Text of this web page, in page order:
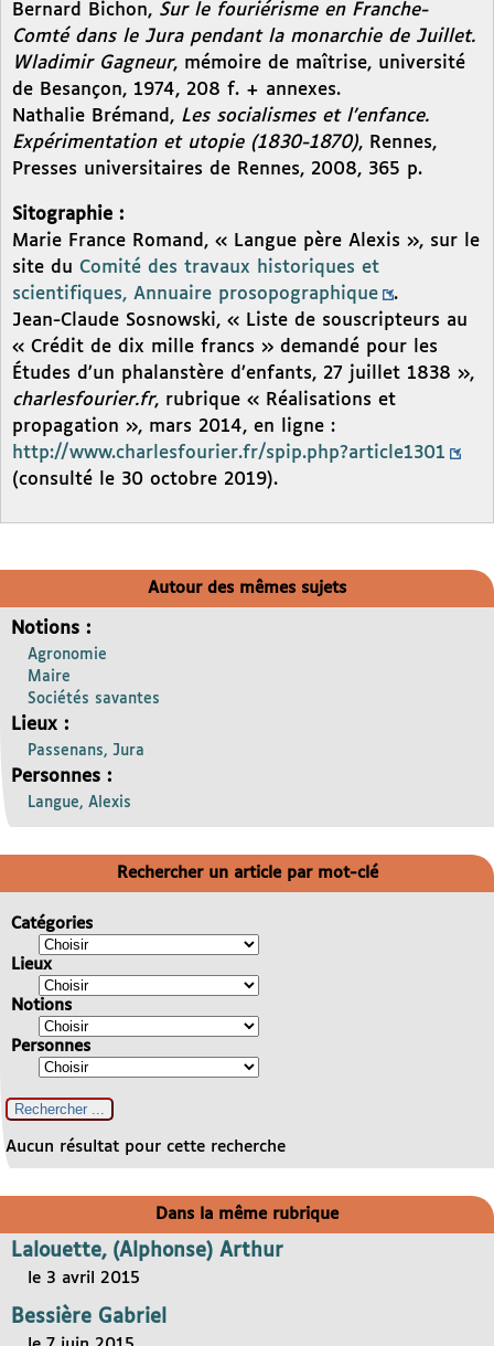
Bernard Bichon, Sur le fouriérisme en Franche-
Comté dans le Jura pendant la monarchie de Juillet.
Wladimir Gagneur, mémoire de maîtrise, université
de Besançon, 1974, 208 f. + annexes.
Nathalie Brémand, Les socialismes et l’enfance.
Expérimentation et utopie (1830-1870), Rennes,
Presses universitaires de Rennes, 2008, 365 p.
Sitographie :
Marie France Romand, « Langue père Alexis », sur le
site du Comité des travaux historiques et
scientifiques, Annuaire prosopographique
.
Jean-Claude Sosnowski, « Liste de souscripteurs au
« Crédit de dix mille francs » demandé pour les
Études d’un phalanstère d’enfants, 27 juillet 1838 »,
charlesfourier.fr, rubrique « Réalisations et
propagation », mars 2014, en ligne :
http://www.charlesfourier.fr/spip.php?article1301
(consulté le 30 octobre 2019).
Autour des mêmes sujets
Notions :
Agronomie
Maire
Sociétés savantes
Lieux :
Passenans, Jura
Personnes :
Langue, Alexis
Rechercher un article par mot-clé
Catégories
Lieux
Notions
Personnes
Aucun résultat pour cette recherche
Dans la même rubrique
Lalouette, (Alphonse) Arthur
le 3 avril 2015
Bessière Gabriel